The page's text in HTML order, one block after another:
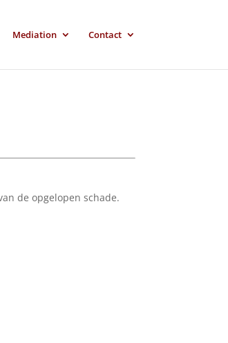
Mediation Contact
de opgelopen schade.